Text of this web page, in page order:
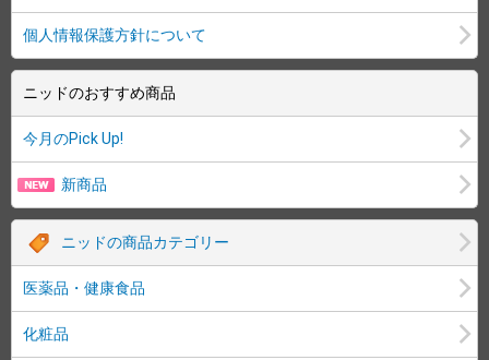
個人情報保護方針について
ニッドのおすすめ商品
今月のPick Up!
新商品
ニッドの商品カテゴリー
医薬品・健康食品
化粧品